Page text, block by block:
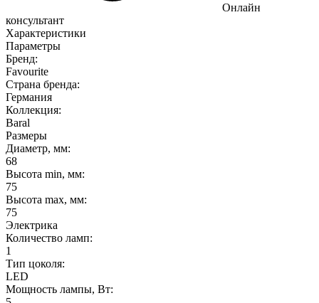
Онлайн
консультант
Характеристики
Параметры
Бренд:
Favourite
Страна бренда:
Германия
Коллекция:
Baral
Размеры
Диаметр, мм:
68
Высота min, мм:
75
Высота max, мм:
75
Электрика
Количество ламп:
1
Тип цоколя:
LED
Мощность лампы, Вт: